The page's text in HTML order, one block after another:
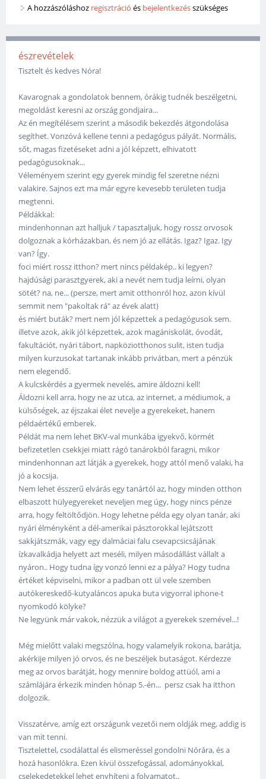
A hozzászóláshoz regisztráció és bejelentkezésszükséges
észrevételek
Tisztelt és kedves Nóra!
Kavarognak a gondolatok bennem, órákig tudnék beszélgetni,
megoldást keresni az ország gondjaira...
Az én megítélésem szerint a második bekezdés átgondolása
segíthet. Vonzóvá kellene tenni a pedagógus pályát. Normális,
sőt, magas fizetéseket adni a jól képzett, elhivatott
pedagógusoknak...
Véleményem szerint egy gyerek mindig fel szeretne nézni
valakire. Sajnos ezt ma már egyre kevesebb területen tudja
megtenni.
Példákkal:
mindenhonnan azt halljuk / tapasztaljuk, hogy rossz orvosok
dolgoznak a kórházakban, és nem jó az ellátás. Igaz? Igaz. Igy
van? Így.
foci miért rossz itthon? mert nincs példakép.. ki legyen?
hajdúsági parasztgyerek, aki a nevét nem tudja leírni, olyan
sötét? na, ne... (persze, mert amit otthonról hoz, azon kívül
semmit nem "pakoltak rá" az évek alatt)
és miért buták? mert nem jól képzettek a pedagógusok sem.
illetve azok, akik jól képzettek, azok magániskolát, óvodát,
fakultációt, nyári tábort, napköziotthonos sulit, isten tudja
milyen kurzusokat tartanak inkább privátban, mert a pénzük
nem elegendő.
A kulcskérdés a gyermek nevelés, amire áldozni kell!
Áldozni kell arra, hogy ne az utca, az internet, a médiumok, a
külsőségek, az éjszakai élet nevelje a gyerekeket, hanem
példaértékű emberek.
Példát ma nem lehet BKV-val munkába igyekvő, körmét
befizetetlen csekkjei miatt rágó tanárokból faragni, mikor
mindenhonnan azt látják a gyerekek, hogy attól menő valaki, ha
jó a kocsija.
Nem lehet ésszerű elvárás egy tanártól az, hogy minden otthon
elbaszott hülyegyereket neveljen meg úgy, hogy nincs pénze
arra, hogy feltöltődjön. Hogy lehetne példa egy olyan tanár, aki
nyári élményként a dél-amerikai pásztorokkal lejátszott
sakkjátszmák, vagy egy dalmáciai falu csevapcsicsájának
ízkavalkádja helyett azt meséli, milyen másodállást vállalt a
nyáron.. Hogy tudna így vonzó lenni ez a pálya? Hogy tudna
értéket képviselni, mikor a padban ott ül vele szemben
autókereskedő-kutyaláncos apuka buta vigyorral iphone-t
nyomkodó kölyke?
Ne legyünk már vakok, nézzük a világot a gyerekek szemével...!
Még mielőtt valaki megszólna, hogy valamelyik rokona, barátja,
akérkije milyen jó orvos, és ne beszéljek butaságot. Kérdezze
meg az orvos barátját, hogy mennire boldog attüól, ami a
számlájára érkezik minden hónap 5.-én... persz csak ha itthon
dolgozik.
Visszatérve, amíg ezt országunk vezetői nem oldják meg, addig is
van mit tenni.
Tisztelettel, csodálattal és elismeréssel gondolni Nórára, és a
hozá hasonlókra. Ezen kívül összefogással, adományokkal,
cselekedetekkel lehet enyhíteni a folyamatot..